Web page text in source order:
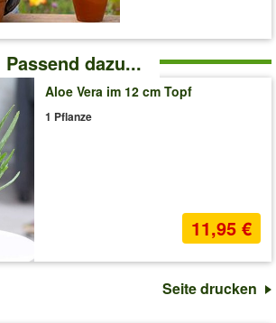
Passend dazu...
Aloe Vera im 12 cm Topf
1 Pflanze
11,95 €
Seite drucken